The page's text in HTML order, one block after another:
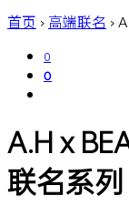
首页 › 高端联名 ›
0
0
A.H x
联名系列